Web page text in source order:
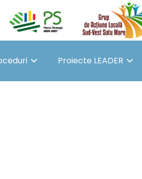
Proiecte LEADER